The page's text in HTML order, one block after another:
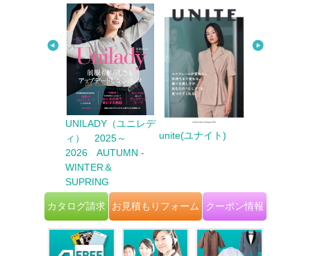
UNILADY（ユニレデ
ィ） 2025～
2026 AUTUMN -
WINTER＆
SUPRING
unite(ユナイト)
カタログ請求 お見積もりフォーム クーポン情報